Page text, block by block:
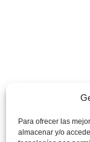
Para ofrecer las
almacenar y/o